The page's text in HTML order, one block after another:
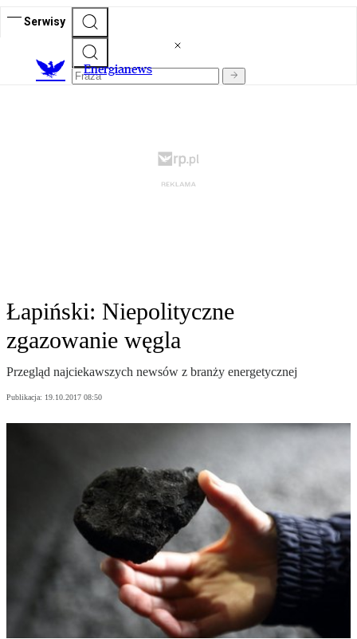
Serwisy
Energianews
Łapiński: Niepolityczne
zgazowanie węgla
Przegląd najciekawszych newsów z branży energetycznej
Publikacja: 19.10.2017 08:50